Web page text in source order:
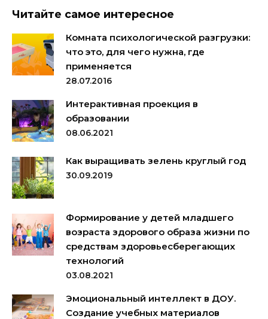
Читайте самое интересное
Комната психологической разгрузки:
что это, для чего нужна, где
применяется
28.07.2016
Интерактивная проекция в
образовании
08.06.2021
Как выращивать зелень круглый год
30.09.2019
Формирование у детей младшего
возраста здорового образа жизни по
средствам здоровьесберегающих
технологий
03.08.2021
Эмоциональный интеллект в ДОУ.
Создание учебных материалов